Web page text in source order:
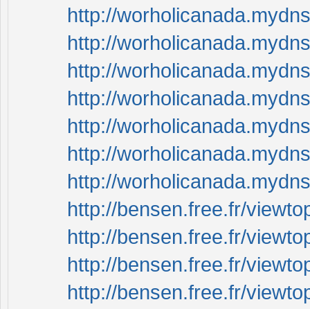
http://
http://
http://
http://
http://
http://
http://
http://bensen.free.fr/
http://bensen.free.fr/
http://bensen.free.fr/
http://bensen.free.fr/